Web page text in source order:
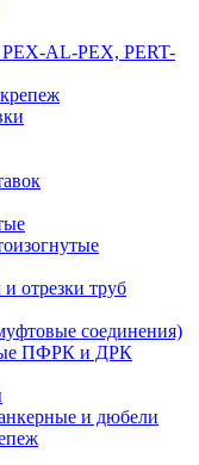
PEX-AL-PEX, PERT-
отрезки труб
соединения)
ПФРК и ДРК
и дюбели